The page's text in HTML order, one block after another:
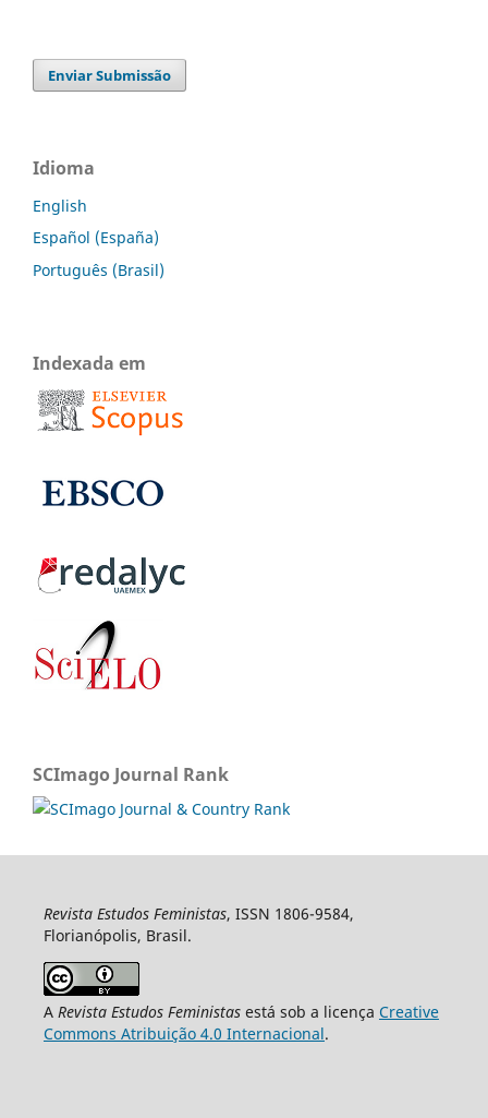
Enviar Submissão
Idioma
English
Español (España)
Português (Brasil)
Indexada em
SCImago Journal Rank
Revista Estudos Feministas, ISSN 1806-9584,
Florianópolis, Brasil.
A Revista Estudos Feministasestá sob a licença Creative
Commons Atribuição 4.0 Internacional.